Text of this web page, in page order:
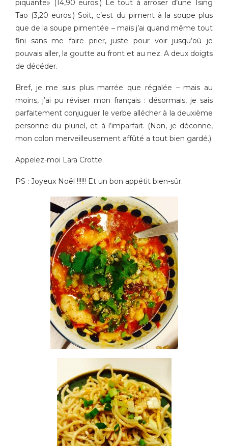
piquante» (14,90 euros.) Le tout à arroser d’une Tsing
Tao (3,20 euros.) Soit, c’est du piment à la soupe plus
que de la soupe pimentée – mais j’ai quand même tout
fini sans me faire prier, juste pour voir jusqu’où je
pouvais aller, la goutte au front et au nez. A deux doigts
de décéder.
Bref, je me suis plus marrée que régalée – mais au
moins, j’ai pu réviser mon français : désormais, je sais
parfaitement conjuguer le verbe allécher à la deuxième
personne du pluriel, et à l’imparfait. (Non, je déconne,
mon colon merveilleusement affûté a tout bien gardé.)
Appelez-moi Lara Crotte.
PS : Joyeux Noël !!!!!! Et un bon appétit bien-sûr.